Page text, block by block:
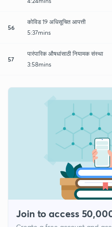
56
कोविड 19 अधिसूचित आपत्ती
5:37mins
57
पारंपारिक औषधांसाठी नियामक संस्था
3:58mins
Join to access